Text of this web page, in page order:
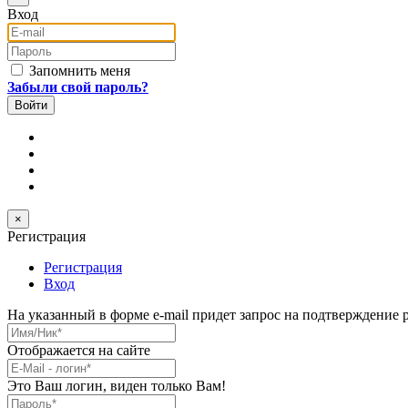
Вход
E-mail
Пароль
Запомнить меня
Забыли свой пароль?
×
Регистрация
Регистрация
Вход
На указанный в форме e-mail придет запрос на подтверждение
Имя/Ник
Отображается на сайте
E-Mail *
Это Ваш логин, виден только Вам!
Пароль*